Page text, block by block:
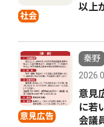
社会
以上
意見広告
秦野
意見
に若
会議